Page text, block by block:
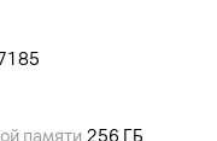
памяти 256 ГБ